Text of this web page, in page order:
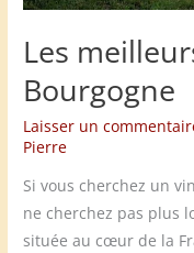
Les
Bourgogne
Laisser un
Pierre
Si vous cherchez un
ne cherchez pas plus
située au cœur de la